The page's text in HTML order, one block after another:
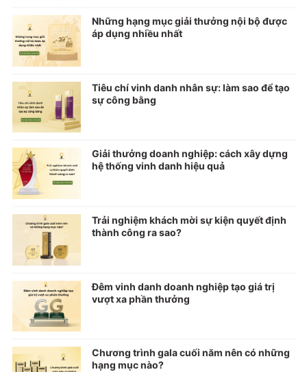
Những hạng mục giải thưởng nội bộ được
áp dụng nhiều nhất
Tiêu chí vinh danh nhân sự: làm sao để tạo
sự công bằng
Giải thưởng doanh nghiệp: cách xây dựng
hệ thống vinh danh hiệu quả
Trải nghiệm khách mời sự kiện quyết định
thành công ra sao?
Đêm vinh danh doanh nghiệp tạo giá trị
vượt xa phần thưởng
Chương trình gala cuối năm nên có những
hạng mục nào?